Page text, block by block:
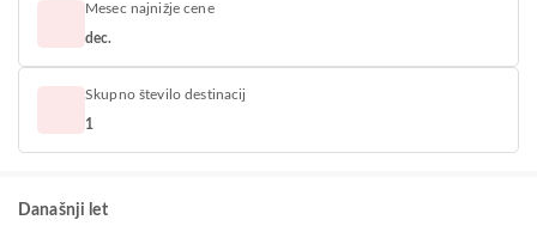
Mesec najnižje cene
dec.
Skupno število destinacij
1
Današnji let